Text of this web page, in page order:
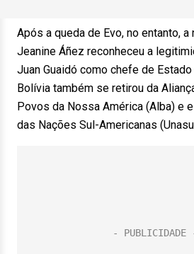
Após a queda de Evo, no entanto,
Jeanine Áñez reconheceu a
Juan Guaidó como chefe de
Bolívia também se retirou da
Povos da Nossa América (Alba) e
das Nações Sul-Americanas